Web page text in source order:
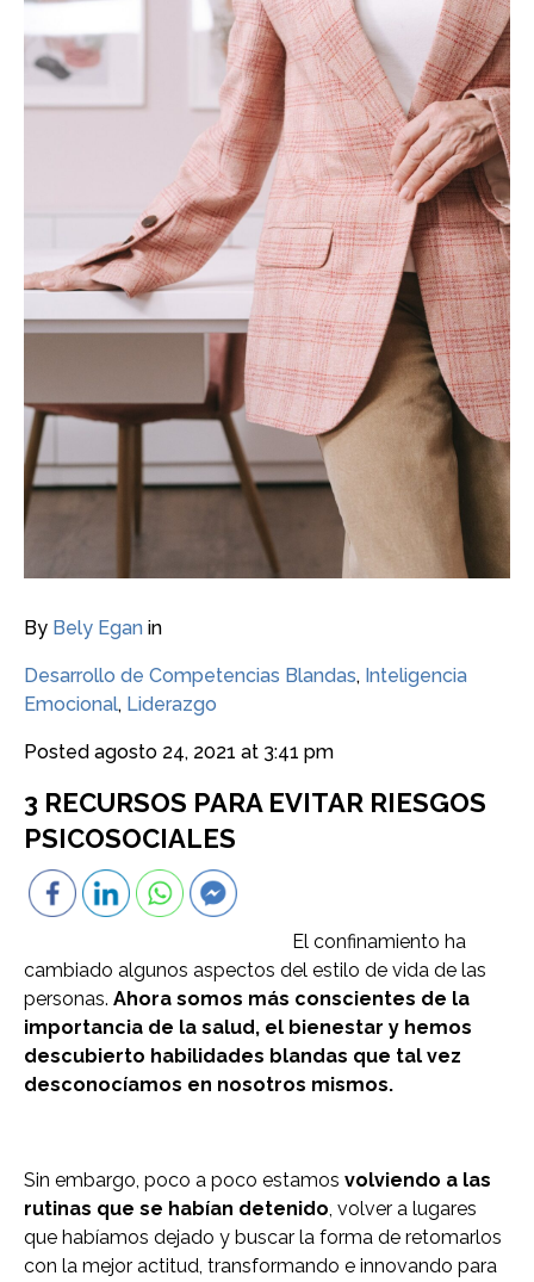
By Bely Egan in
Desarrollo de Competencias Blandas, Inteligencia
Emocional, Liderazgo
Posted agosto 24, 2021 at 3:41 pm
3 RECURSOS PARA EVITAR RIESGOS
PSICOSOCIALES
El confinamiento ha
cambiado algunos aspectos del estilo de vida de las
personas. Ahora somos más conscientes de la
importancia de la salud, el bienestar y hemos
descubierto habilidades blandas que tal vez
desconocíamos en nosotros mismos.
Sin embargo, poco a poco estamos volviendo a las
rutinas que se habían detenido, volver a lugares
que habíamos dejado y buscar la forma de retomarlos
con la mejor actitud, transformando e innovando para